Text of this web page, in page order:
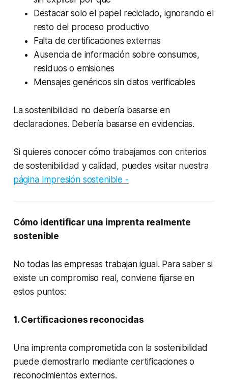
Destacar solo el papel reciclado, ignorando el
resto del proceso productivo
Falta de certificaciones externas
Ausencia de información sobre consumos,
residuos o emisiones
Mensajes genéricos sin datos verificables
La sostenibilidad no debería basarse en
declaraciones. Debería basarse en evidencias.
Si quieres conocer cómo trabajamos con criterios
de sostenibilidad y calidad, puedes visitar nuestra
página Impresión sostenible -
Cómo identificar una imprenta realmente
sostenible
No todas las empresas trabajan igual. Para saber si
existe un compromiso real, conviene fijarse en
estos puntos:
1. Certificaciones reconocidas
Una imprenta comprometida con la sostenibilidad
puede demostrarlo mediante certificaciones o
reconocimientos externos.